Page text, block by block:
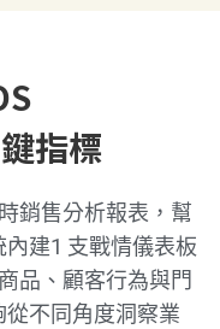
指標
銷售分析報表，幫
建1 支戰情儀表板
品、顧客行為與門
不同角度洞察業